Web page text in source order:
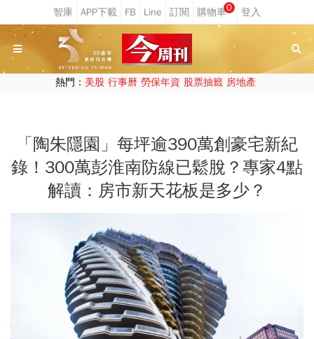
0
熱門： 美股 行事曆 勞保年資 股票抽籤 房地產
「陶朱隱園」每坪逾390萬創豪宅新紀
錄！300萬彭淮南防線已鬆脫？專家4點
解讀：房市新天花板是多少？